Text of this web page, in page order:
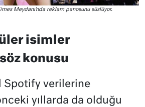
Meydanı’nda reklam panosunu süslüyor.
isimler
konusu
Spotify verilerine
yıllarda da olduğu